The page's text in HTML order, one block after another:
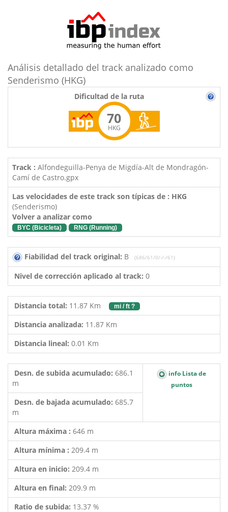
Análisis detallado del track analizado como
Senderismo (HKG)
Dificultad de la ruta
70
HKG
Track : Alfondeguilla-Penya de Migdía-Alt de Mondragón-
Camí de Castro.gpx
Las velocidades de este track son típicas de : HKG
(Senderismo)
Volver a analizar como
BYC (Bicicleta) RNG (Running)
Fiabilidad del track original: B (686/61/0/-/-/61)
Nivel de corrección aplicado al track: 0
Distancia total: 11.87 Km mi / ft ?
Distancia analizada: 11.87 Km
Distancia lineal: 0.01 Km
Desn. de subida acumulado: 686.1
m
info Lista de
puntos
Desn. de bajada acumulado: 685.7
m
Altura máxima : 646 m
Altura mínima : 209.4 m
Altura en inicio: 209.4 m
Altura en final: 209.9 m
Ratio de subida: 13.37 %